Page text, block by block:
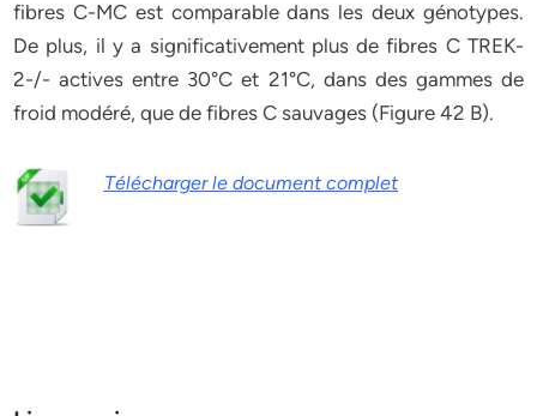
fibres C-MC est comparable dans les deux génotypes.
De plus, il y a significativement plus de fibres C TREK-
2-/- actives entre 30°C et 21°C, dans des gammes de
froid modéré, que de fibres C sauvages (Figure 42 B).
Télécharger le document complet